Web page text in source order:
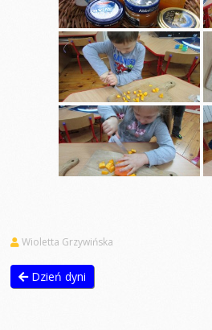
Występy na
Dożynkach 2022
Dni otwarte w SP
Zajęcia badawcze na
łące
Dzień Tańca u
Wiewiórek
Dzień Ziemi
Dzień sportu
Malowanie na mleku
Zajęcia o MYŚLIWYCH
Dzień
Wiatrak
Las w
ŚCIEŻKA
Dzień
Wioletta Grzywińska
Dzień dyni